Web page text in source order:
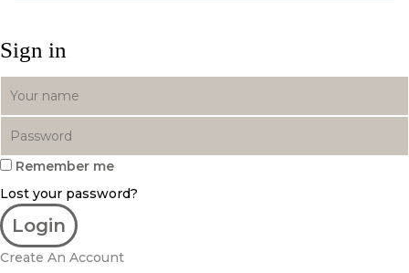
Sign in
Remember me
Lost your password?
Create An Account